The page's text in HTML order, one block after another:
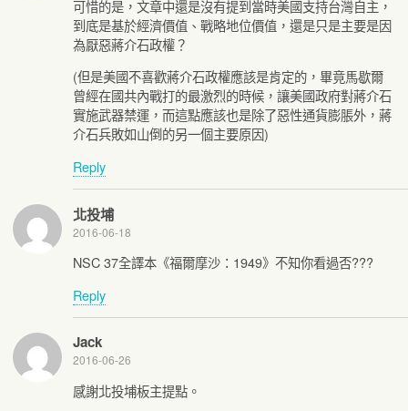
可惜的是，文章中還是沒有提到當時美國支持台灣自主，
到底是基於經濟價值、戰略地位價值，還是只是主要是因
為厭惡蔣介石政權？
(但是美國不喜歡蔣介石政權應該是肯定的，畢竟馬歇爾
曾經在國共內戰打的最激烈的時候，讓美國政府對蔣介石
實施武器禁運，而這點應該也是除了惡性通貨膨脹外，蔣
介石兵敗如山倒的另一個主要原因)
Reply
北投埔
2016-06-18
NSC 37全譯本《福爾摩沙：1949》不知你看過否???
Reply
Jack
2016-06-26
感謝北投埔板主提點。